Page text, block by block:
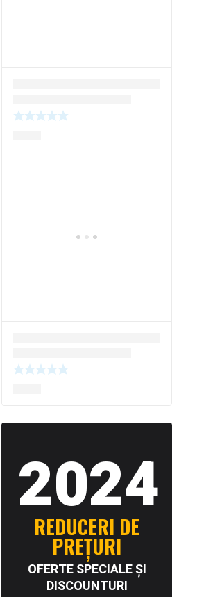
2024
REDUCERI DE
PREȚURI
OFERTE SPECIALE ȘI
DISCOUNTURI